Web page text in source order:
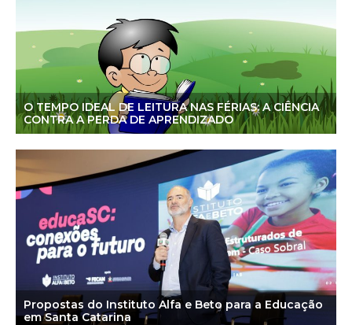
O TEMPO IDEAL DE LEITURA NAS FÉRIAS: A CIÊNCIA
CONTRA A PERDA DE APRENDIZADO
Propostas do Instituto Alfa e Beto para a Educação
em Santa Catarina